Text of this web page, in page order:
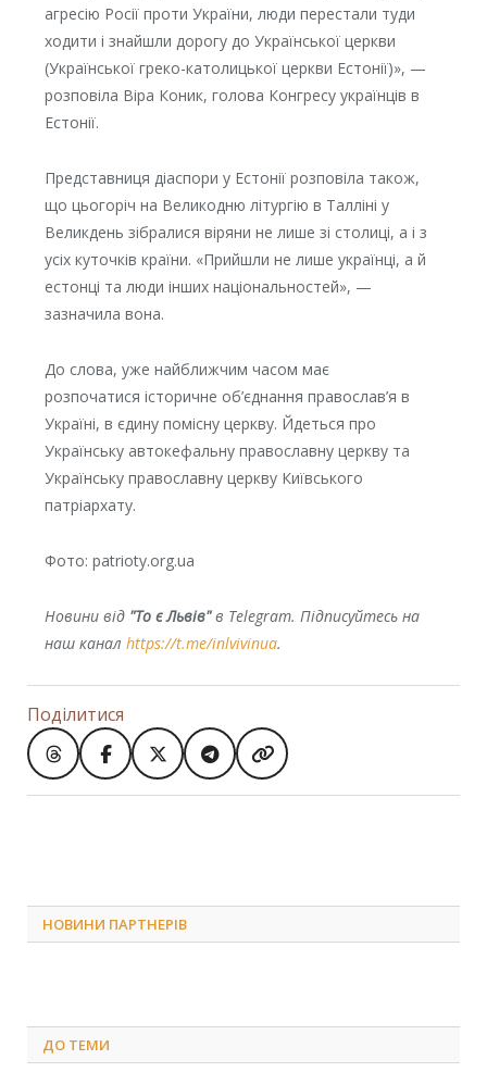
агресію Росії проти України, люди перестали туди
ходити і знайшли дорогу до Української церкви
(Української греко-католицької церкви Естонії)», —
розповіла Віра Коник, голова Конгресу українців в
Естонії.
Представниця діаспори у Естонії розповіла також,
що цьогоріч на Великодню літургію в Талліні у
Великдень зібралися віряни не лише зі столиці, а і з
усіх куточків країни. «Прийшли не лише українці, а й
естонці та люди інших національностей», —
зазначила вона.
До слова, уже найближчим часом має
розпочатися історичне об’єднання православ’я в
Україні, в єдину помісну церкву. Йдеться про
Українську автокефальну православну церкву та
Українську православну церкву Київського
патріархату.
Фото: patrioty.org.ua
Новини від "То є Львів"в Telegram. Підписуйтесь на
наш канал https://t.me/inlvivinua.
Поділитися
НОВИНИ ПАРТНЕРІВ
ДО ТЕМИ